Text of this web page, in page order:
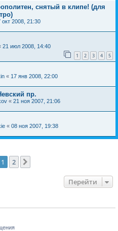
снятый в клипе! (для
окт 2008, 21:30
21 июл 2008, 14:40
1 2 3 4 5
« 17 янв 2008, 22:00
пр.
« 21 ноя 2007, 21:06
« 08 ноя 2007, 19:38
1 2
Перейти